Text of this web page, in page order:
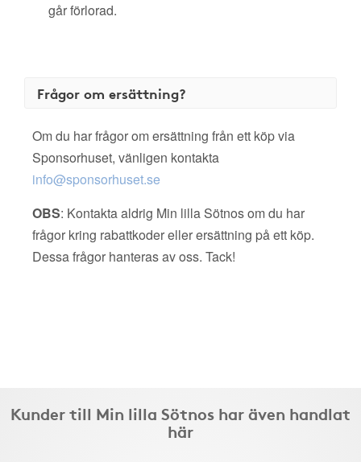
går förlorad.
Frågor om ersättning?
Om du har frågor om ersättning från ett köp via
Sponsorhuset, vänligen kontakta
info@sponsorhuset.se
OBS: Kontakta aldrig Min lilla Sötnos om du har
frågor kring rabattkoder eller ersättning på ett köp.
Dessa frågor hanteras av oss. Tack!
Kunder till Min lilla Sötnos har även handlat
här